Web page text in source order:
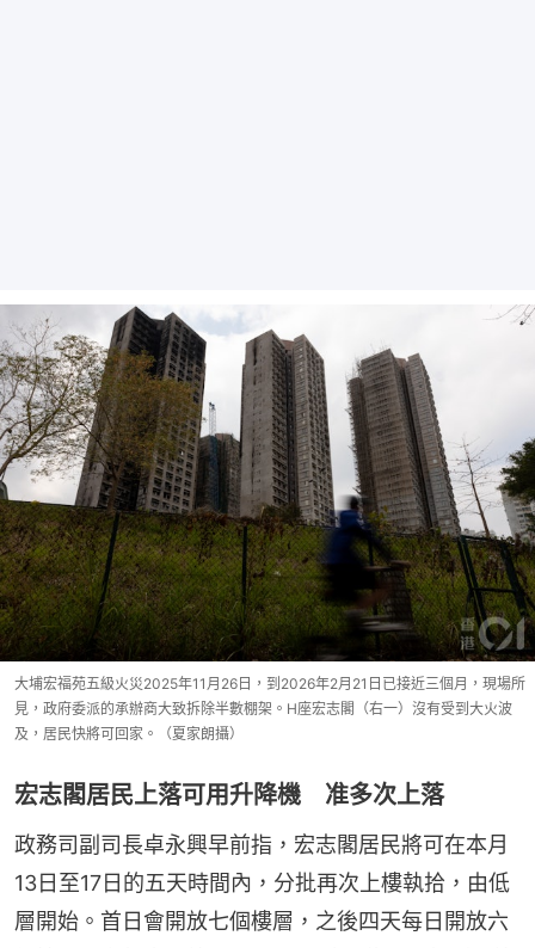
大埔宏福苑五級火災2025年11月26日，到2026年2月21日已接近三個月，現場所
見，政府委派的承辦商大致拆除半數棚架。H座宏志閣（右一）沒有受到大火波
及，居民快將可回家。（夏家朗攝）
宏志閣居民上落可用升降機 准多次上落
政務司副司長卓永興早前指，宏志閣居民將可在本月
13日至17日的五天時間內，分批再次上樓執拾，由低
層開始。首日會開放七個樓層，之後四天每日開放六